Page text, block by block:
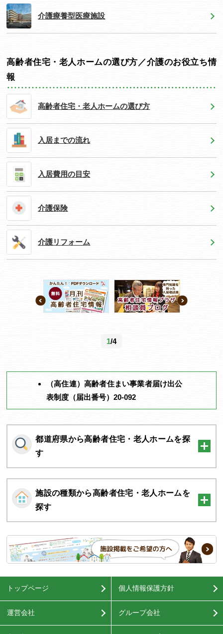
介護療養型医療施設
高齢者住宅・老人ホームの選び方／介護のお役立ち情
報
高齢者住宅・老人ホームの選び方
入居までの流れ
入居費用の目安
介護保険
介護リフォーム
1/4
（高住連）高齢者住まい事業者届け出公
表制度（届出番号）20-092
都道府県から高齢者住宅・老人ホームを探
す
施設の種類から高齢者住宅・老人ホームを
探す
トップページ 個人情報保護方針
運営会社 グループ会社